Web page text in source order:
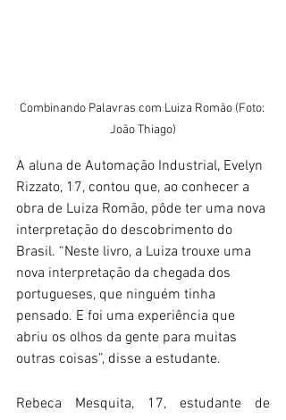
Combinando Palavras com Luiza Romão (Foto:
João Thiago)
A aluna de Automação Industrial, Evelyn
Rizzato, 17, contou que, ao conhecer a
obra de Luiza Romão, pôde ter uma nova
interpretação do descobrimento do
Brasil. “Neste livro, a Luiza trouxe uma
nova interpretação da chegada dos
portugueses, que ninguém tinha
pensado. E foi uma experiência que
abriu os olhos da gente para muitas
outras coisas”, disse a estudante.
Rebeca Mesquita, 17, estudante de